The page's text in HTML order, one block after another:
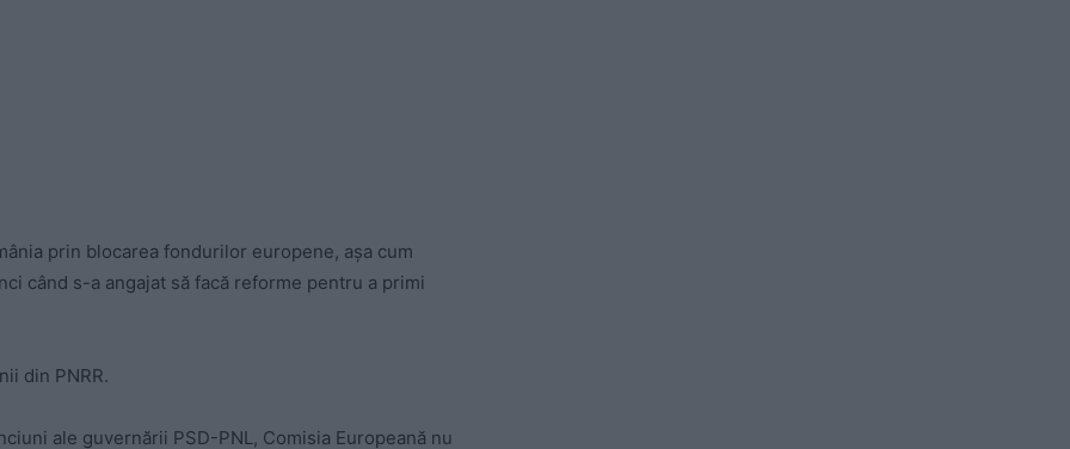
prin blocarea fondurilor europene, așa cum
când s-a angajat să facă reforme pentru a primi
din PNRR.
ale guvernării PSD-PNL, Comisia Europeană nu